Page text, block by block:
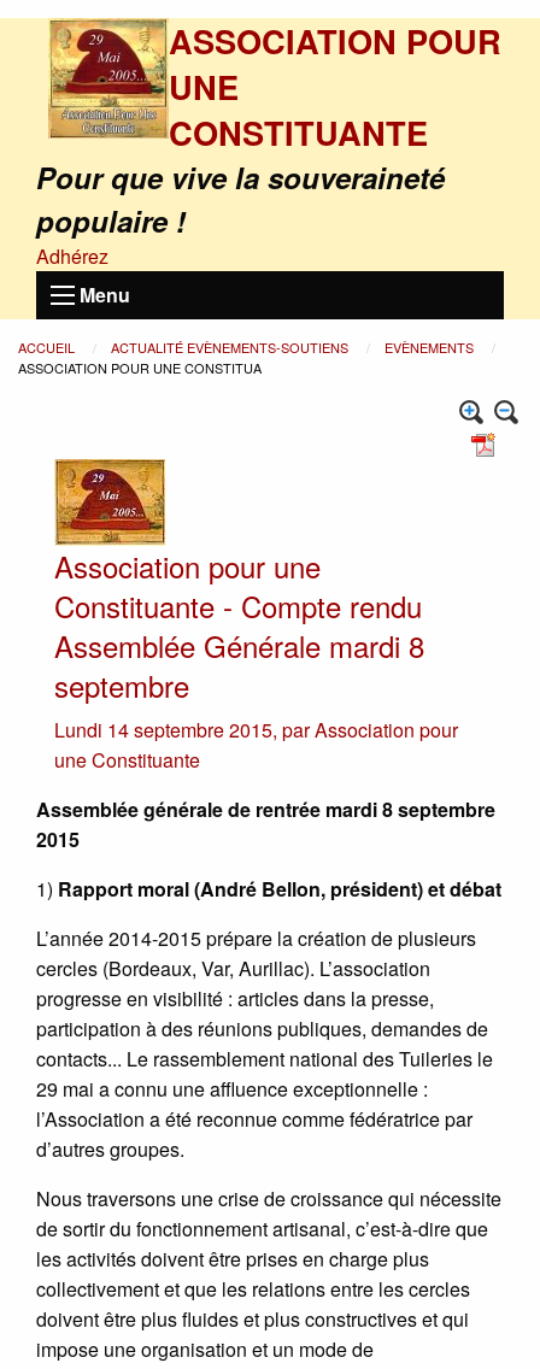
ASSOCIATION POUR
UNE
CONSTITUANTE
Pour que vive la souveraineté
populaire !
Adhérez
Menu
ACCUEIL ACTUALITÉ EVÈNEMENTS-SOUTIENS
EVÈNEMENTS
ASSOCIATION POUR UNE CONSTITUA
Association pour une
Constituante - Compte rendu
Assemblée Générale mardi 8
septembre
Lundi 14 septembre 2015, parAssociation pour
une Constituante
Assemblée générale de rentrée mardi 8 septembre
2015
1) Rapport moral (André Bellon, président) et débat
L’année 2014-2015 prépare la création de plusieurs
cercles (Bordeaux, Var, Aurillac). L’association
progresse en visibilité : articles dans la presse,
participation à des réunions publiques, demandes de
contacts... Le rassemblement national des Tuileries le
29 mai a connu une affluence exceptionnelle :
l’Association a été reconnue comme fédératrice par
d’autres groupes.
Nous traversons une crise de croissance qui nécessite
de sortir du fonctionnement artisanal, c’est-à-dire que
les activités doivent être prises en charge plus
collectivement et que les relations entre les cercles
doivent être plus fluides et plus constructives et qui
impose une organisation et un mode de